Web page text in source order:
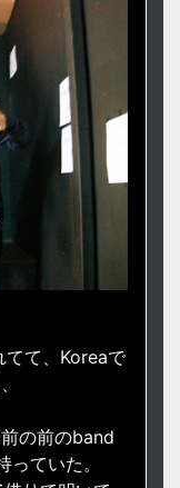
て、Koreaで
の前のband
ていた。